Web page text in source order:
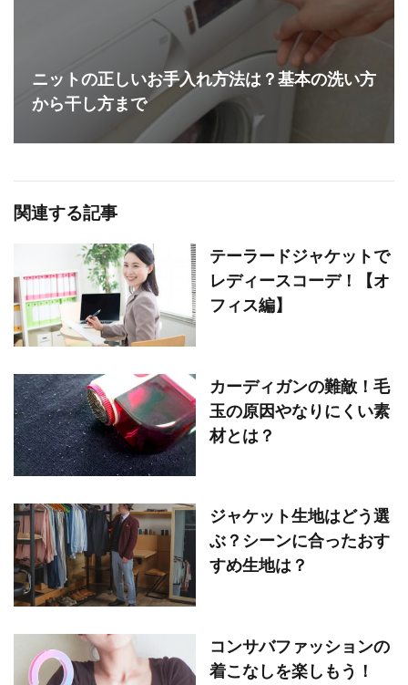
ニットの正しいお手入れ方法は？基本の洗い方
から干し方まで
関連する記事
テーラードジャケットで
レディースコーデ！【オ
フィス編】
カーディガンの難敵！毛
玉の原因やなりにくい素
材とは？
ジャケット生地はどう選
ぶ？シーンに合ったおす
すめ生地は？
コンサバファッションの
着こなしを楽しもう！